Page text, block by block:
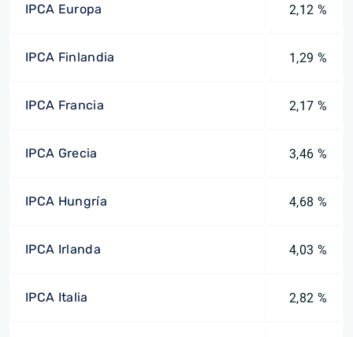
IPCA Europa 2,12 %
IPCA Finlandia 1,29 %
IPCA Francia 2,17 %
IPCA Grecia 3,46 %
IPCA Hungría 4,68 %
IPCA Irlanda 4,03 %
IPCA Italia 2,82 %